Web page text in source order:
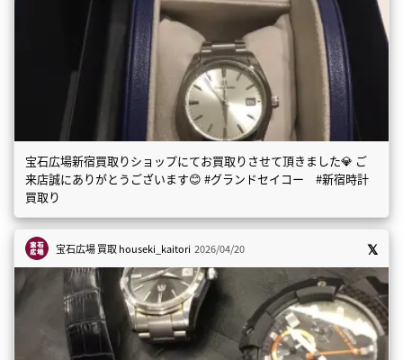
宝石広場新宿買取りショップにてお買取りさせて頂きました💎 ご
来店誠にありがとうございます😊 #グランドセイコー #新宿時計
買取り
宝石広場 買取houseki_kaitori 2026/04/20